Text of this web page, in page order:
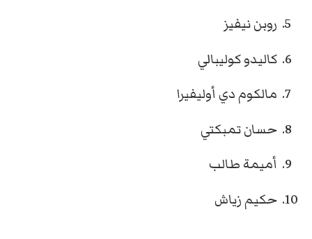
روبن نيفيز
كاليدو كوليبالي
مالكوم دي أوليفيرا
حسان تمبكتي
أميمة طالب
حكيم زياش